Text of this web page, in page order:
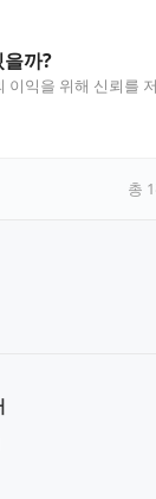
까?
익을 위해 신뢰를
총 1